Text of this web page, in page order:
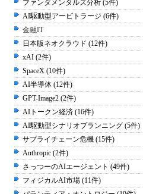
ファンダメンタルズ分析 (5件)
AI駆動型アービトラージ (6件)
金融IT
日本版ネオクラウド (12件)
xAI (2件)
SpaceX (10件)
AI半導体 (12件)
GPT-Image2 (2件)
AIトークン経済 (16件)
AI駆動型シナリオプランニング (5件)
サプライチェーン危機 (15件)
Anthropic (2件)
さっつーのAIエージェント (49件)
フィジカルAI市場 (11件)